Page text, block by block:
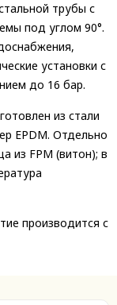
трубы с
под углом 90°.
установки с
до 16 бар.
из стали
EPDM. Отдельно
из FPM (витон); в
производится с